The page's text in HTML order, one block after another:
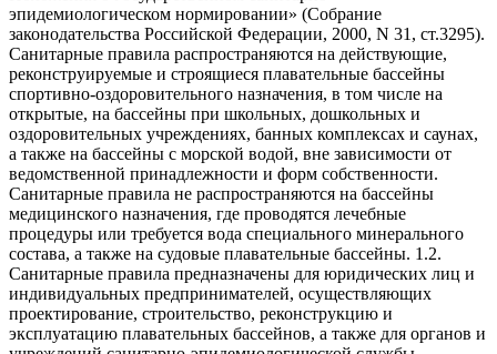
эпидемиологическом нормировании» (Собрание
законодательства Российской Федерации, 2000, N 31, ст.3295).
Санитарные правила распространяются на действующие,
реконструируемые и строящиеся плавательные бассейны
спортивно-оздоровительного назначения, в том числе на
открытые, на бассейны при школьных, дошкольных и
оздоровительных учреждениях, банных комплексах и саунах,
а также на бассейны с морской водой, вне зависимости от
ведомственной принадлежности и форм собственности.
Санитарные правила не распространяются на бассейны
медицинского назначения, где проводятся лечебные
процедуры или требуется вода специального минерального
состава, а также на судовые плавательные бассейны. 1.2.
Санитарные правила предназначены для юридических лиц и
индивидуальных предпринимателей, осуществляющих
проектирование, строительство, реконструкцию и
эксплуатацию плавательных бассейнов, а также для органов и